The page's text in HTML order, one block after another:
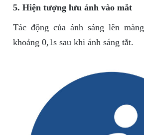
5. Hiện tượng lưu ảnh vào mắt
Tác động của ánh sáng lên
khoảng 0,1s sau khi ánh sáng tắt.